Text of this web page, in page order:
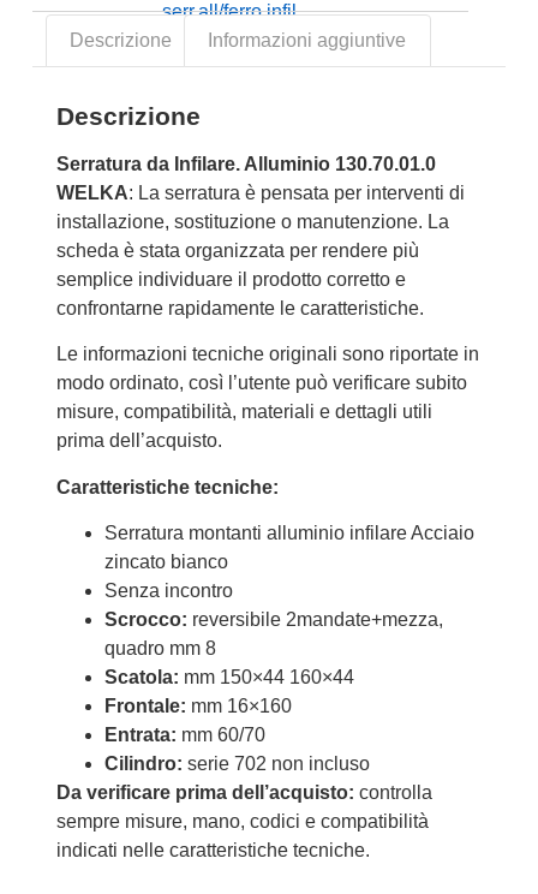
serr.all/ferro infil.
Descrizione
Informazioni aggiuntive
Descrizione
Serratura da Infilare. Alluminio 130.70.01.0
WELKA: La serratura è pensata per interventi di
installazione, sostituzione o manutenzione. La
scheda è stata organizzata per rendere più
semplice individuare il prodotto corretto e
confrontarne rapidamente le caratteristiche.
Le informazioni tecniche originali sono riportate in
modo ordinato, così l’utente può verificare subito
misure, compatibilità, materiali e dettagli utili
prima dell’acquisto.
Caratteristiche tecniche:
Serratura montanti alluminio infilare Acciaio
zincato bianco
Senza incontro
Scrocco: reversibile 2mandate+mezza,
quadro mm 8
Scatola: mm 150×44 160×44
Frontale: mm 16×160
Entrata: mm 60/70
Cilindro: serie 702 non incluso
Da verificare prima dell’acquisto: controlla
sempre misure, mano, codici e compatibilità
indicati nelle caratteristiche tecniche.